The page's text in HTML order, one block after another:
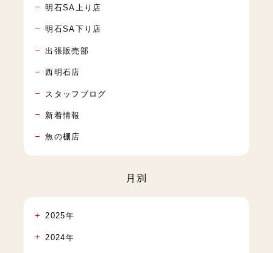
明石SA上り店
明石SA下り店
出張販売部
西明石店
スタッフブログ
新着情報
魚の棚店
月別
2025年
2024年